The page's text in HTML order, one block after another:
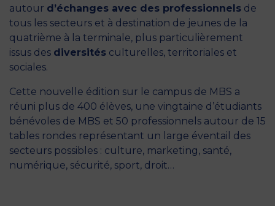
autour d’échanges avec des professionnels de
tous les secteurs et à destination de jeunes de la
quatrième à la terminale, plus particulièrement
issus des diversités culturelles, territoriales et
sociales.
Cette nouvelle édition sur le campus de MBS a
réuni plus de 400 élèves, une vingtaine d’étudiants
bénévoles de MBS et 50 professionnels autour de 15
tables rondes représentant un large éventail des
secteurs possibles : culture, marketing, santé,
numérique, sécurité, sport, droit…